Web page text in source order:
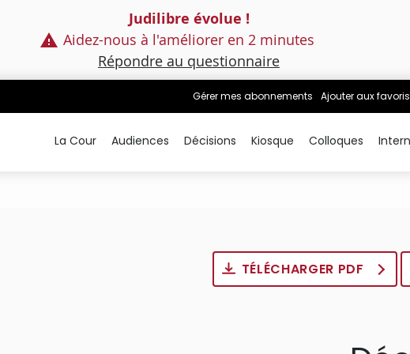
Judilibre évolue !
Aidez-nous à l'améliorer en 2 minutes
Répondre au questionnaire
Gérer mes abonnements Ajouter aux favoris
La Cour Audiences Décisions Kiosque Colloques
TÉLÉCHARGER PDF